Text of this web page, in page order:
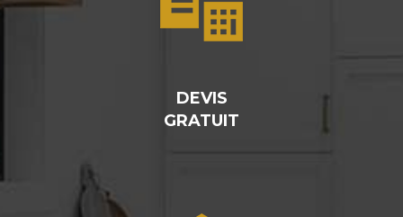
DEVIS
GRATUIT